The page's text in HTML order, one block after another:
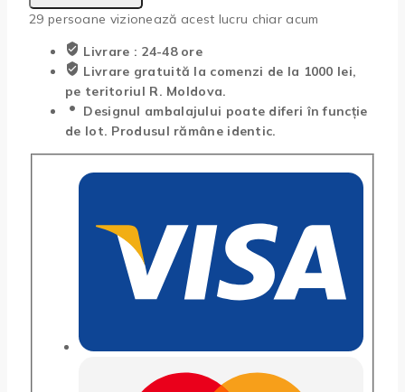
29 persoane vizionează acest lucru chiar acum
Livrare : 24-48 ore
Livrare gratuită la comenzi de la 1000 lei,
pe teritoriul R. Moldova.
Designul ambalajului poate diferi în funcție
de lot. Produsul rămâne identic.